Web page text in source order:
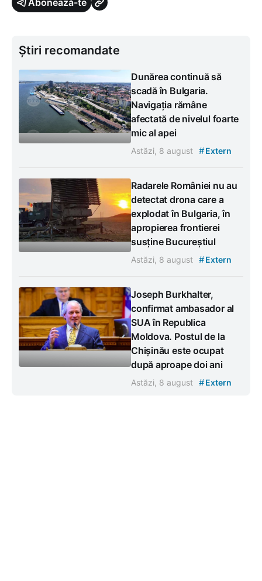
Știri recomandate
Dunărea continuă să
scadă în Bulgaria.
Navigația rămâne
afectată de nivelul foarte
mic al apei
Astăzi, 8 august #Extern
Radarele României nu au
detectat drona care a
explodat în Bulgaria, în
apropierea frontierei
susține Bucureștiul
Astăzi, 8 august #Extern
Joseph Burkhalter,
confirmat ambasador al
SUA în Republica
Moldova. Postul de la
Chișinău este ocupat
după aproape doi ani
Astăzi, 8 august #Extern